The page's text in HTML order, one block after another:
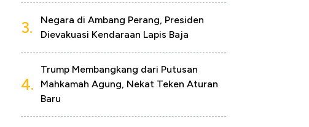
3.
Negara di Ambang Perang, Presiden
Dievakuasi Kendaraan Lapis Baja
4.
Trump Membangkang dari Putusan
Mahkamah Agung, Nekat Teken Aturan
Baru